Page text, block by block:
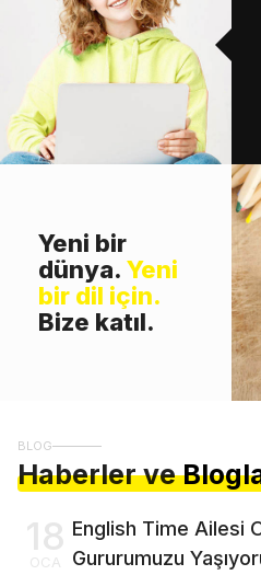
Yeni bir
dünya. Yeni
bir dil için.
Bize katıl.
BLOG
Haberler ve
18
OCA
English Time Ailesi
Gururumuzu